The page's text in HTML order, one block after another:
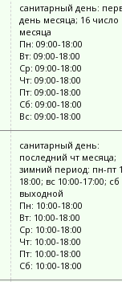
санитарный день:
день месяца; 16 число
месяца
Пн: 09:00-18:00
Вт: 09:00-18:00
Ср: 09:00-18:00
Чт: 09:00-18:00
Пт: 09:00-18:00
Сб: 09:00-18:00
Вс: 09:00-18:00
санитарный день:
последний чт месяца;
зимний период: пн-пт
18:00; вс 10:00-17:00; сб
выходной
Пн: 10:00-18:00
Вт: 10:00-18:00
Ср: 10:00-18:00
Чт: 10:00-18:00
Пт: 10:00-18:00
Сб: 10:00-18:00